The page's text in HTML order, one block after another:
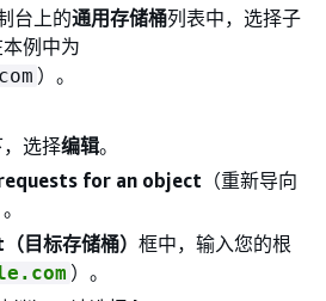
台上的通用存储桶列表中，选择子
例中为
）。
选择编辑。
for an object （重新导向
目标存储桶） 框中，输入您的根
）。